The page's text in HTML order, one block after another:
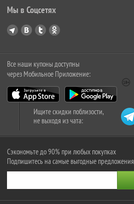
Мы в Соцсетях
Все наши купоны доступны
через Мобильное Приложение:
Ищите скидки поблизости,
не выходя из чата:
Сэкономьте до 90% при любых покупках
Подпишитесь на самые выгодные предложения